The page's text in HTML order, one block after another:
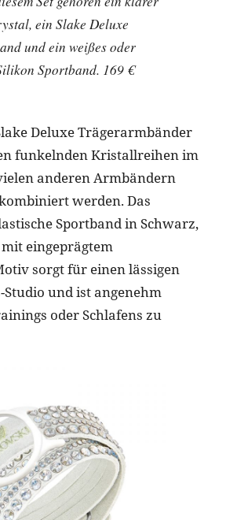
ein Slake Deluxe
und ein weißes oder
Sportband. 169 €
Deluxe Trägerarmbänder
funkelnden Kristallreihen im
anderen Armbändern
werden. Das
Sportband in Schwarz,
eingeprägtem
sorgt für einen lässigen
und ist angenehm
oder Schlafens zu